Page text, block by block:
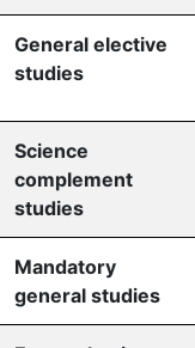
General elective
studies
Science
complement
studies
Mandatory
general studies